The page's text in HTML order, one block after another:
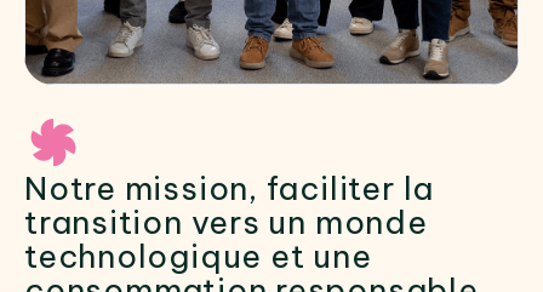
Notre mission, faciliter la
transition vers un monde
technologique et une